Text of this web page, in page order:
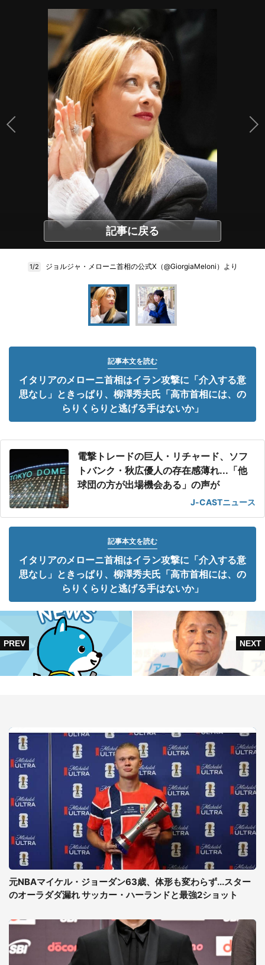
記事に戻る
1/2 ジョルジャ・メローニ首相の公式X（@GiorgiaMeloni）より
記事本文を読む
イタリアのメローニ首相はイラン攻撃に「介入する意
思なし」ときっぱり、柳澤秀夫氏「高市首相には、の
らりくらりと逃げる手はないか」
電撃トレードの巨人・リチャード、ソフ
トバンク・秋広優人の存在感薄れ...「他
球団の方が出場機会ある」の声が
J-CASTニュース
記事本文を読む
イタリアのメローニ首相はイラン攻撃に「介入する意
思なし」ときっぱり、柳澤秀夫氏「高市首相には、の
らりくらりと逃げる手はないか」
元NBAマイケル・ジョーダン63歳、体形も変わらず...スター
のオーラダダ漏れ サッカー・ハーランドと最強2ショット